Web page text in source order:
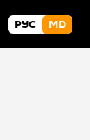
РУС MD